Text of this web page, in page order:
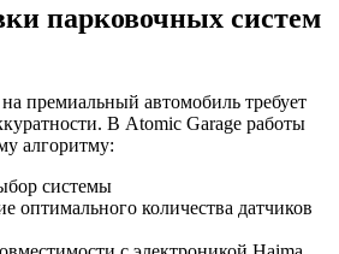
парковочных систем
премиальный автомобиль требует
В Atomic Garage работы
алгоритму:
системы
оптимального количества датчиков